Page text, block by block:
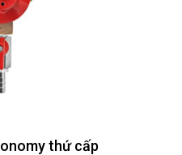
thứ cấp